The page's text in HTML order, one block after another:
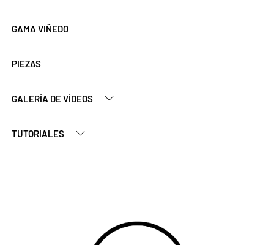
GAMA VIÑEDO
PIEZAS
GALERÍA DE VÍDEOS
TUTORIALES